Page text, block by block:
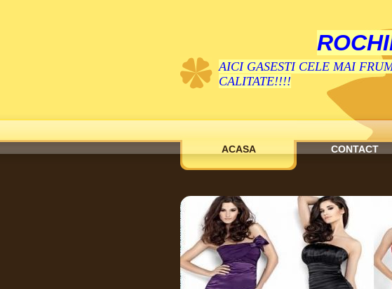
AICI GASESTI CELE MAI
CALITATE!!!!
ACASA CONTACT